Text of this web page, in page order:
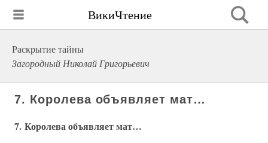
ВикиЧтение
Раскрытие тайны
Загородный Николай Григорьевич
7. Королева объявляет мат…
7. Королева объявляет мат…